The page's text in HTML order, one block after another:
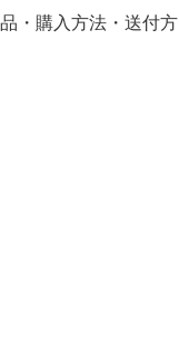
・購入方法・送付方